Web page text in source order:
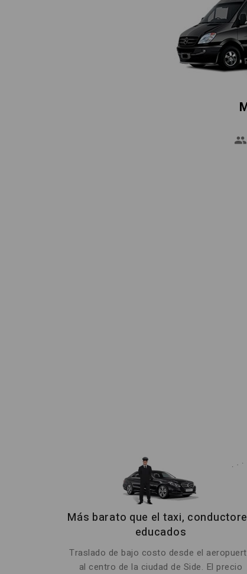
Más barato que el taxi,
educados
Traslado de bajo costo desde el
al centro de la ciudad de Side. El precio